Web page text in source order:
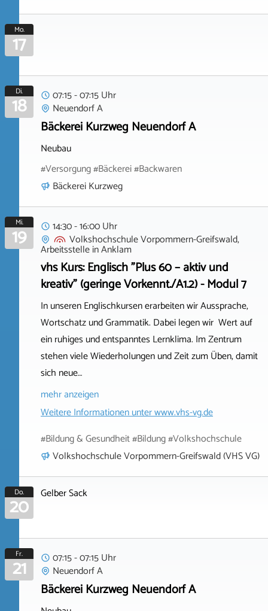
Mo.
17
Di.
18
07:15 - 07:15 Uhr
Neuendorf A
Bäckerei Kurzweg Neuendorf A
Neubau
#Versorgung #Bäckerei #Backwaren
Bäckerei Kurzweg
Mi.
19
14:30 - 16:00 Uhr
Volkshochschule Vorpommern-Greifswald,
ArbeitsstelleinAnklam
vhs Kurs: Englisch "Plus 60 – aktiv und
kreativ" (geringe Vorkennt./A1.2) - Modul 7
In unseren Englischkursen erarbeiten wir Aussprache,
Wortschatz und Grammatik. Dabei legen wir Wert auf
ein ruhiges und entspanntes Lernklima. Im Zentrum
stehen viele Wiederholungen und Zeit zum Üben, damit
sich neue…
mehr anzeigen
Weitere Informationen unterwww.vhs-vg.de
#Bildung & Gesundheit #Bildung #Volkshochschule
Volkshochschule Vorpommern-Greifswald (VHS VG)
Do.
20 Gelber Sack
Fr.
21
07:15 - 07:15 Uhr
Neuendorf A
Bäckerei Kurzweg Neuendorf A